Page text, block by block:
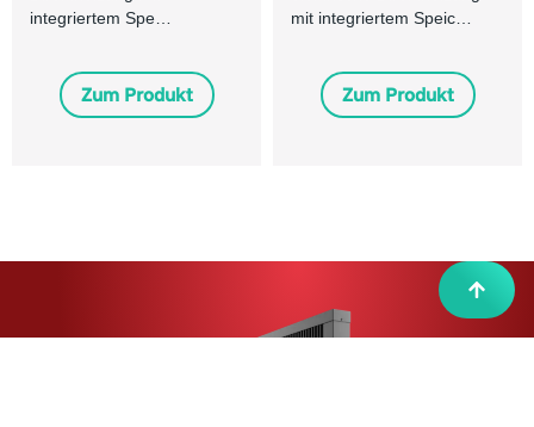
integriertem Spe…
Zum Produkt
mit integriertem Speic…
Zum Produkt